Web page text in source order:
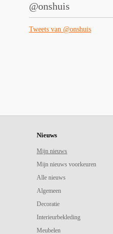
@onshuis
Tweets van @onshuis
Nieuws
Mijn nieuws
Mijn nieuws voorkeuren
Alle nieuws
Algemeen
Decoratie
Interieurbekleding
Meubelen